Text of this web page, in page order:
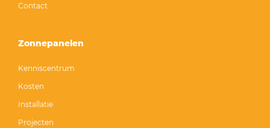
Contact
Zonnepanelen
Kenniscentrum
Kosten
Installatie
Projecten